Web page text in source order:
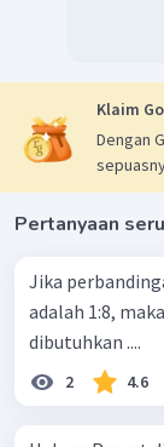
Klaim
Dengan
Pertanyaan
Jika
adalah 1:8,
dibutuhkan ....
2 4.6